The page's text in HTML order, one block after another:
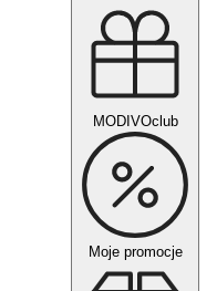
MODIVOclub
Moje promocje